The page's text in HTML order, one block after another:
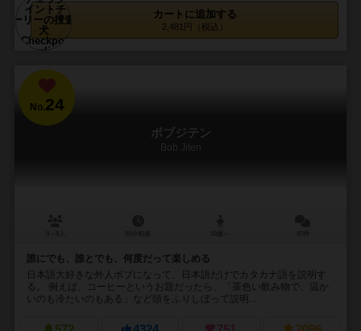
カートに追加する
2,481円（税込）
No.24
ボブジテン
Bob Jiten
誰にでも、誰とでも、何度だって楽しめる
日本語大好きな外人ボブになって、日本語だけでカタカナ語を説明す
る。 例えば、コーヒーというお題だったら、「茶色い飲み物で、温か
いのも冷たいのもある」など頭をふりしぼって説明...